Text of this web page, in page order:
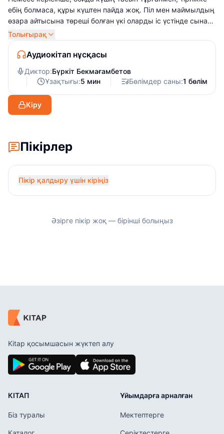
ебің болмаса, құры күштен пайда жоқ. Піл мен маймылдың
өзара айтысына төреші болған үкі оларды іс үстінде сынай
отырып, әділ үкімін айтты. Бұл ертегі балаларға ой салады,
оларды әрқашан күш біріктіріп, бір-біріне көмектесіп,
бірлесе әрекет етуге шақырады.
Толығырақ
Аудиокітап нұсқасы
Диктор:Бүркіт Бекмағамбетов
Ұзақтығы:5 мин Бөлімдер саны:1 бөлім
Кіру
Пікірлер
Пікір қалдыру үшін кіріңіз
Әзірге пікір жоқ — бірінші болыңыз
Kitap қосымшасын жүктеп алу
КІТАП
Біз туралы
Ұйымдарға арналған
Мектептерге